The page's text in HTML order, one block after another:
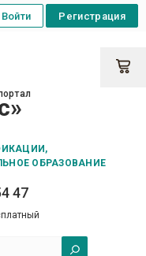
ОБРАЗОВАНИЕ
47
Регистрация
Войти